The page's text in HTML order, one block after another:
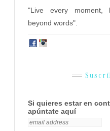
"Live every moment,
beyond words".
Si quieres estar en
apúntate aquí